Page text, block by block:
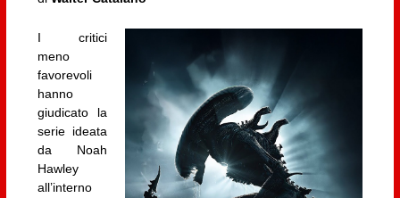
I critici
meno
favorevoli
hanno
giudicato la
serie ideata
da Noah
Hawley
all’interno